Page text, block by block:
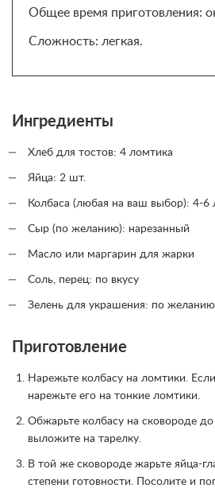
Общее время приготовления:
Сложность: легкая.
Ингредиенты
Хлеб для тостов: 4 ломтика
Яйца: 2 шт.
Колбаса (любая на ваш выбор): 4-6
Сыр (по желанию): нарезанный
Масло или маргарин для жарки
Соль, перец: по вкусу
Зелень для украшения: по желанию
Приготовление
Нарежьте колбасу на ломтики.
нарежьте его на тонкие ломтики.
Обжарьте колбасу на сковороде
выложите на тарелку.
В той же сковороде жарьте яйца-
степени готовности. Посолите и